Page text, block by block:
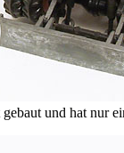
und hat nur